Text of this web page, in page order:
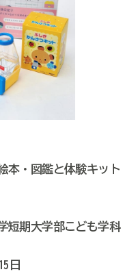
本・図鑑と体験キット
短期大学部こども学科
日